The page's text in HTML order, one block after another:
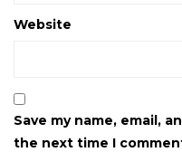
Website
Save my name, email,
the next time I